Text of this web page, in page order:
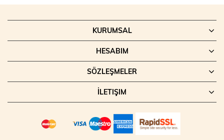
KURUMSAL
HESABIM
SÖZLEŞMELER
İLETIŞIM